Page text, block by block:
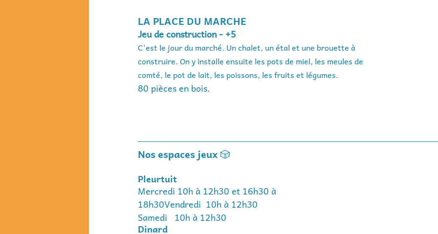
LA PLACE DU MARCHE
Jeu de construction - +5
C'est le jour du marché. Un chalet, un étal et une brouette à
construire. On y installe ensuite les pots de miel, les meules de
comté, le pot de lait, les poissons, les fruits et légumes.
80 pièces en bois.
Nos espaces jeux 🎲
Pleurtuit
Mercredi 10h à 12h30 et 16h30 à
18h30Vendredi  10h à 12h30
Samedi   10h à 12h30
Dinard